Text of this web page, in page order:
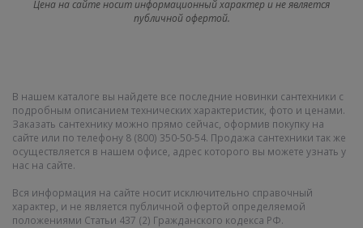
Цена на сайте носит информационный характер и не является
публичной офертой.
В нашем каталоге вы найдете все последние новинки сантехники с
подробным описанием технических характеристик, фото и ценами.
Заказать сантехнику можно прямо сейчас, оформив покупку на
сайте или по телефону 8 (800) 350-50-54. Продажа сантехники так же
осуществляется в нашем офисе, адрес которого вы можете узнать у
нас на сайте.
Вся информация на сайте носит исключительно справочный
характер, и не является публичной офертой определяемой
положениями Статьи 437 (2) Гражданского кодекса РФ.